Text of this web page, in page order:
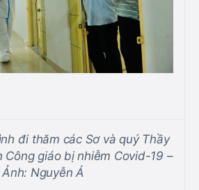
đi thăm các Sơ và quý Thầy
Công giáo bị nhiễm Covid-19 –
Ảnh: Nguyễn Á